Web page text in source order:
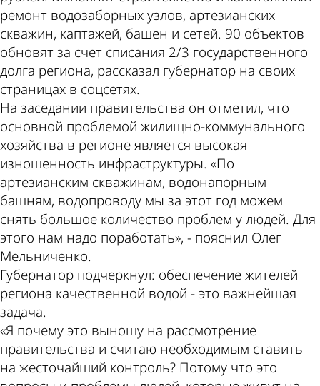
ремонт водозаборных узлов, артезианских
скважин, каптажей, башен и сетей. 90 объектов
обновят за счет списания 2/3 государственного
долга региона, рассказал губернатор на своих
страницах в соцсетях.
На заседании правительства он отметил, что
основной проблемой жилищно-коммунального
хозяйства в регионе является высокая
изношенность инфраструктуры. «По
артезианским скважинам, водонапорным
башням, водопроводу мы за этот год можем
снять большое количество проблем у людей. Для
этого нам надо поработать», - пояснил Олег
Мельниченко.
Губернатор подчеркнул: обеспечение жителей
региона качественной водой - это важнейшая
задача.
«Я почему это выношу на рассмотрение
правительства и считаю необходимым ставить
на жесточайший контроль? Потому что это